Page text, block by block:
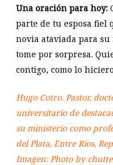
Una oración para hoy:
parte de tu esposa fiel
novia ataviada para
tome por sorpresa.
contigo, como lo
Hugo Cotro. Pastor,
universitario de
su ministerio como
del Plata, Entre Ríos,
Imagen: Photo by